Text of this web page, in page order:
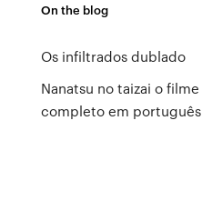
On the blog
Os infiltrados dublado
Nanatsu no taizai o filme
completo em português